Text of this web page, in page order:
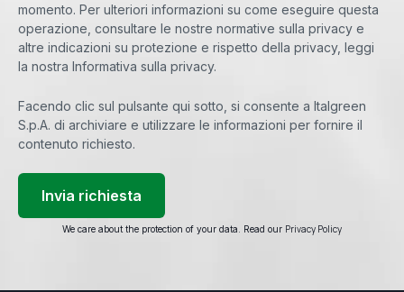
momento. Per ulteriori informazioni su come eseguire questa
operazione, consultare le nostre normative sulla privacy e
altre indicazioni su protezione e rispetto della privacy, leggi
la nostra Informativa sulla privacy.
Facendo clic sul pulsante qui sotto, si consente a Italgreen
S.p.A. di archiviare e utilizzare le informazioni per fornire il
contenuto richiesto.
We care about the protection of your data. Read our Privacy Policy